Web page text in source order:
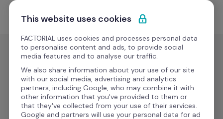
Saltar para o conteúdo
Comece grátis
Novo
Folha de
pagamento
Milena
Otimize os processos de RH e de recibos de
This website uses cookies
FACTORIAL uses cookies and processes personal data
to personalise content and ads, to provide social
media features and to analyse our traffic.
We also share information about your use of our site
with our social media, advertising and analytics
partners, including Google, who may combine it with
other information that you've provided to them or
that they've collected from your use of their services.
Google and partners will use your personal data for ad